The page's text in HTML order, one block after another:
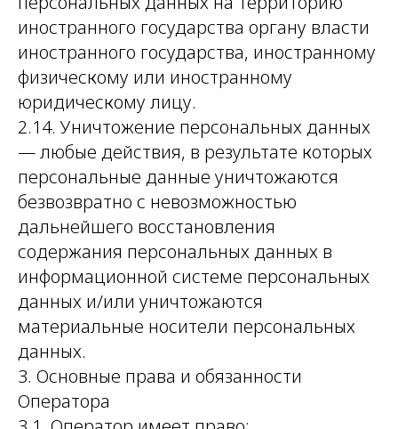
иностранного государства органу власти
иностранного государства, иностранному
физическому или иностранному
юридическому лицу.
2.14. Уничтожение персональных данных
— любые действия, в результате которых
персональные данные уничтожаются
безвозвратно с невозможностью
дальнейшего восстановления
содержания персональных данных в
информационной системе персональных
данных и/или уничтожаются
материальные носители персональных
данных.
3. Основные права и обязанности
Оператора